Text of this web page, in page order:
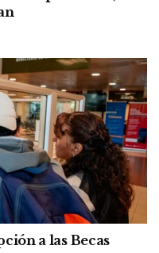
a las Becas